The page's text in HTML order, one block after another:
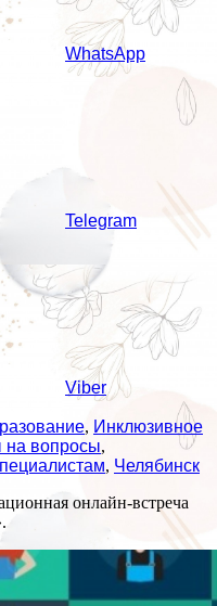
WhatsApp
Telegram
Viber
, Инклюзивное
на вопросы,
, Челябинск
онлайн-встреча